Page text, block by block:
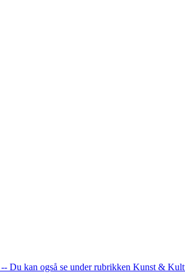
Du kan også se under rubrikken Kunst &